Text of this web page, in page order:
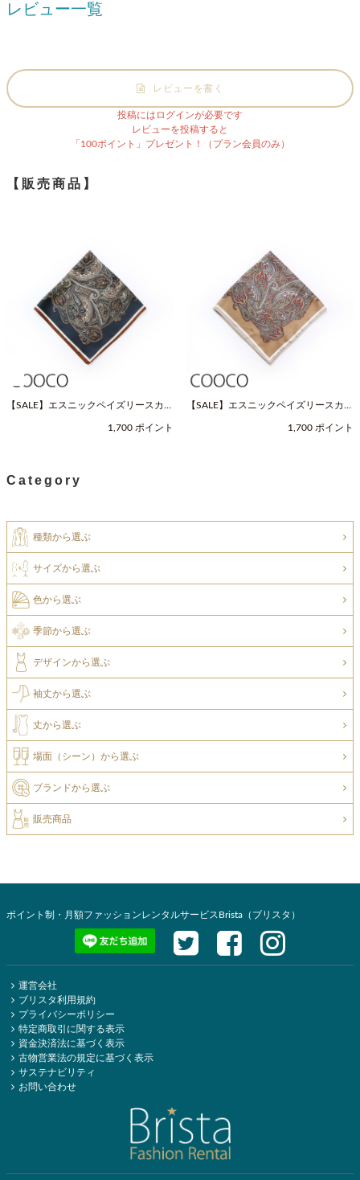
レビュー一覧
レビューを書く
投稿にはログインが必要です
レビューを投稿すると
「100ポイント」プレゼント！（プラン会員のみ）
【販売商品】
【SALE】エスニックペイズリースカー
1,700 ポイント
【SALE】エスニックペイズリースカー
1,700 ポイント
Category
種類から選ぶ
サイズから選ぶ
色から選ぶ
季節から選ぶ
デザインから選ぶ
袖丈から選ぶ
丈から選ぶ
場面（シーン）から選ぶ
ブランドから選ぶ
販売商品
ポイント制・月額ファッションレンタルサービスBrista（ブリスタ）
運営会社
ブリスタ利用規約
プライバシーポリシー
特定商取引に関する表示
資金決済法に基づく表示
古物営業法の規定に基づく表示
サステナビリティ
お問い合わせ